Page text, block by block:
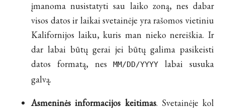
įmanoma nusistatyti sau laiko zoną, nes dabar
visos datos ir laikai svetainėje yra rašomos vietiniu
Kalifornijos laiku, kuris man nieko nereiškia. Ir
dar labai būtų gerai jei būtų galima pasikeisti
datos formatą, nesMM/DD/YYYY
labai susuka
galvą.
Asmeninės informacijos keitimas. Svetainėje kol